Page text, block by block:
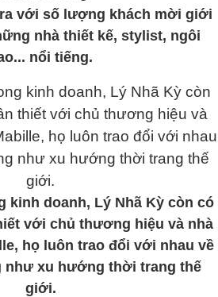
với số lượng khách mời giới
nhà thiết kế, stylist, ngôi
nổi tiếng.
kinh doanh, Lý Nhã Kỳ còn có
với chủ thương hiệu và nhà
họ luôn trao đổi với nhau về
như xu hướng thời trang thế
giới.